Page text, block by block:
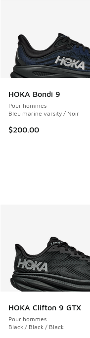
HOKA Bondi 9
Pour hommes
Bleu marine varsity / Noir
$200.00
HOKA Clifton 9 GTX
Pour hommes
Black / Black / Black